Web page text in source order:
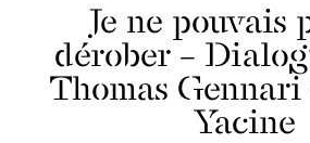
Je ne pouvais
dérober –
Thomas
Yacine